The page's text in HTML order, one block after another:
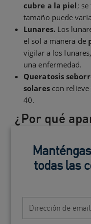
cubre a la piel;
tamaño puede
Lunares.Los
el sol a manera de
vigilar a los
una enfermedad.
Queratosis
solarescon relieve
40.
¿Por qué
al sol es la principal
manchas en la piel
cuando se trata de
queratosis seborreica
todas las